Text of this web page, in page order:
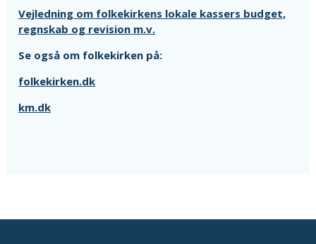
Vejledning om folkekirkens lokale kassers budget,
regnskab og revision m.v.
Se også om folkekirken på:
folkekirken.dk
km.dk